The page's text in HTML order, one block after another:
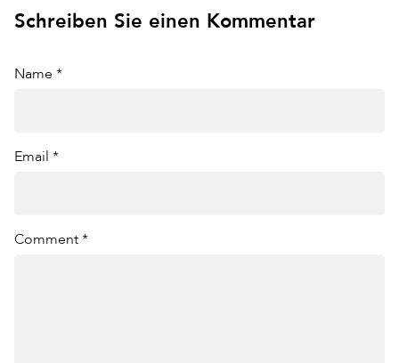
Schreiben Sie einen Kommentar
Name *
Email *
Comment *